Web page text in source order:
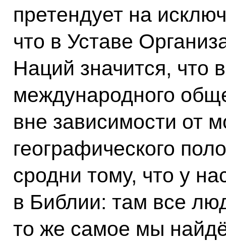
претендует на
что в Уставе
Наций значится, что
международного
вне зависимости от
географического
сродни тому, что у
в Библии: там все
то же самое мы